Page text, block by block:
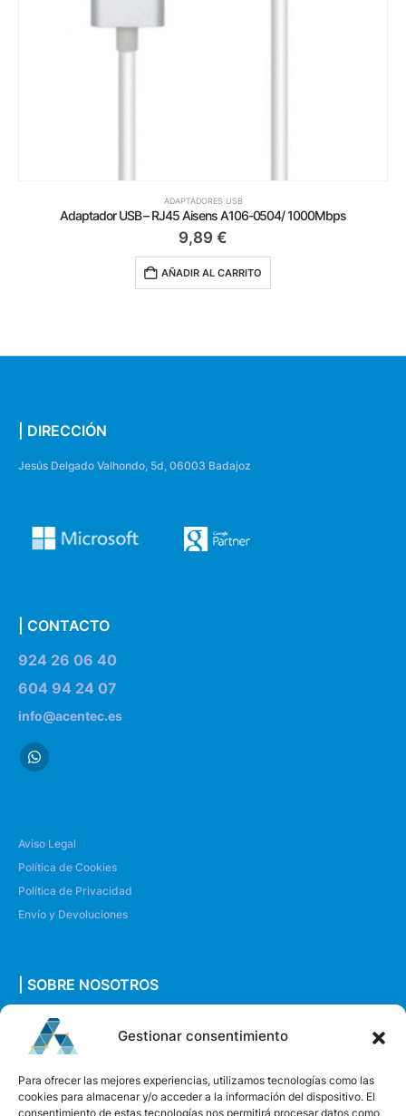
Gestionar consentimiento
Para ofrecer las mejores experiencias, utilizamos tecnologías como las
cookies para almacenar y/o acceder a la información del dispositivo. El
consentimiento de estas tecnologías nos permitirá procesar datos como
ADAPTADORES USB
Adaptador USB – RJ45 Aisens A106-0504/ 1000Mbps
9,89 €
AÑADIR AL CARRITO
| DIRECCIÓN
Jesús Delgado Valhondo, 5d, 06003 Badajoz
| CONTACTO
924 26 06 40
604 94 24 07
info@acentec.es
Aviso Legal
Política de Cookies
Política de Privacidad
Envío y Devoluciones
| SOBRE NOSOTROS
Quiénes somos
Envíanos un mensaje